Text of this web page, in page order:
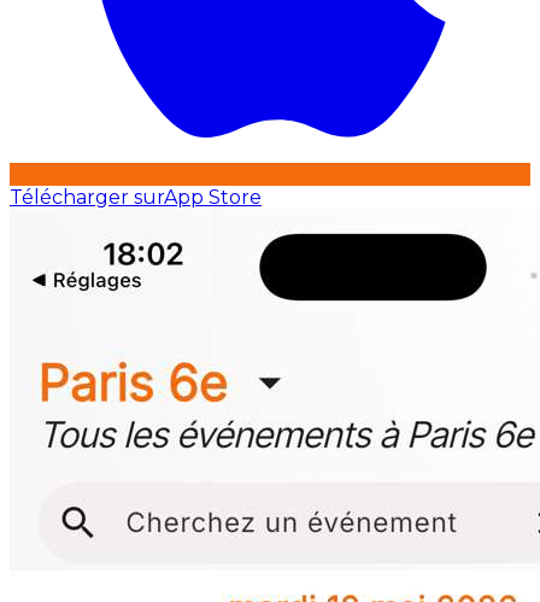
Télécharger surApp Store